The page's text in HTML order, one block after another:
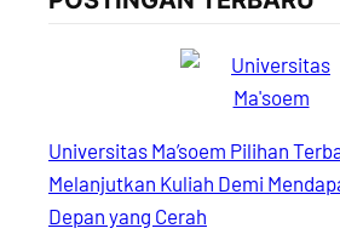
Universitas Ma’soem Pilihan
Melanjutkan Kuliah Demi
Depan yang Cerah